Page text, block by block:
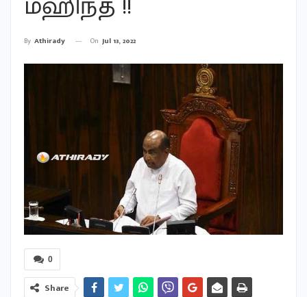
By Athirady On Jul 13, 2022
0
Share